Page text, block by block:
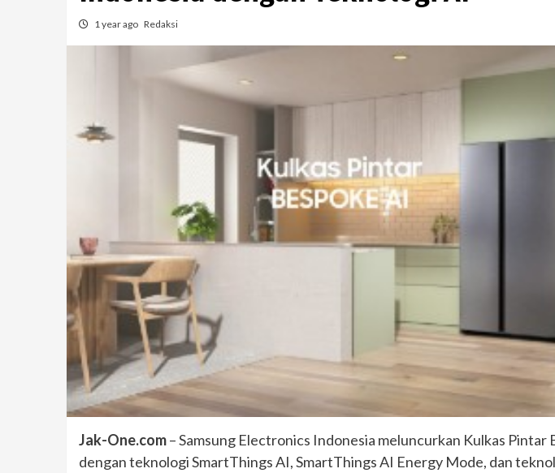
1 year ago Redaksi
Jak-One.com– Samsung Electronics Indonesia meluncurkan Kulkas Pintar
dengan teknologi SmartThings AI, SmartThings AI Energy Mode, dan